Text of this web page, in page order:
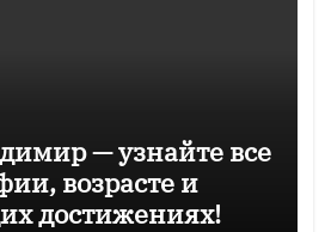
— узнайте все
возрасте и
достижениях!